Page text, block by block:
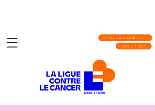
Créer une collecte
Faire un don